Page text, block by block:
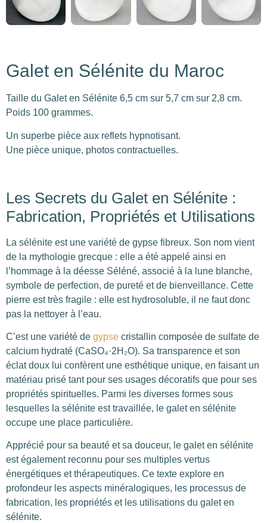
Galet en Sélénite du Maroc
Taille du Galet en Sélénite 6,5 cm sur 5,7 cm sur 2,8 cm.
Poids 100 grammes.
Un superbe pièce aux reflets hypnotisant.
Une pièce unique, photos contractuelles.
Les Secrets du Galet en Sélénite :
Fabrication, Propriétés et Utilisations
La sélénite est une variété de gypse fibreux. Son nom vient
de la mythologie grecque : elle a été appelé ainsi en
l’hommage à la déesse Séléné, associé à la lune blanche,
symbole de perfection, de pureté et de bienveillance. Cette
pierre est très fragile : elle est hydrosoluble, il ne faut donc
pas la nettoyer à l’eau.
C’est une variété de gypse cristallin composée de sulfate de
calcium hydraté (CaSO₄·2H₂O). Sa transparence et son
éclat doux lui confèrent une esthétique unique, en faisant un
matériau prisé tant pour ses usages décoratifs que pour ses
propriétés spirituelles. Parmi les diverses formes sous
lesquelles la sélénite est travaillée, le galet en sélénite
occupe une place particulière.
Apprécié pour sa beauté et sa douceur, le galet en sélénite
est également reconnu pour ses multiples vertus
énergétiques et thérapeutiques. Ce texte explore en
profondeur les aspects minéralogiques, les processus de
fabrication, les propriétés et les utilisations du galet en
sélénite.